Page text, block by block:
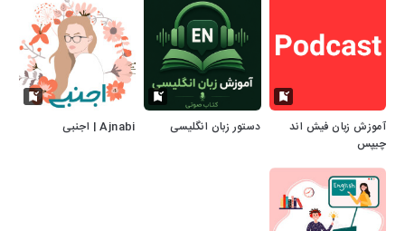
آموزش زبان فیش اند
چیپس
دستور زبان انگلیسی Ajnabi | اجنبی